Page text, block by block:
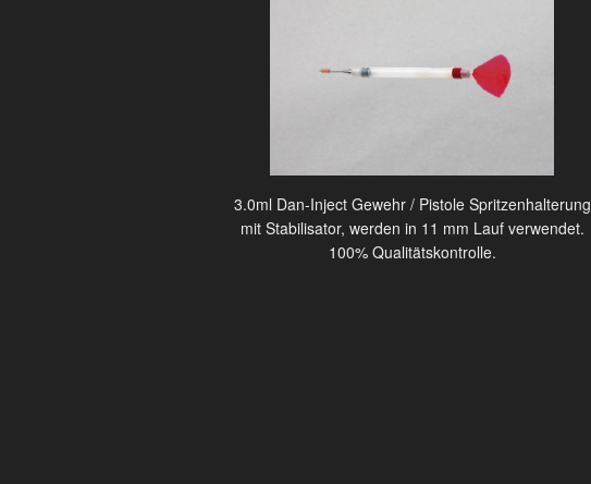
3.0ml Dan-Inject Gewehr / Pistole Spritzenhalterung
mit Stabilisator, werden in 11 mm Lauf verwendet.
100% Qualitätskontrolle.